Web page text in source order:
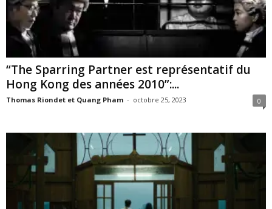
“The Sparring Partner est représentatif du
Hong Kong des années 2010”:...
Thomas Riondet et Quang Pham - octobre 25, 2023 0